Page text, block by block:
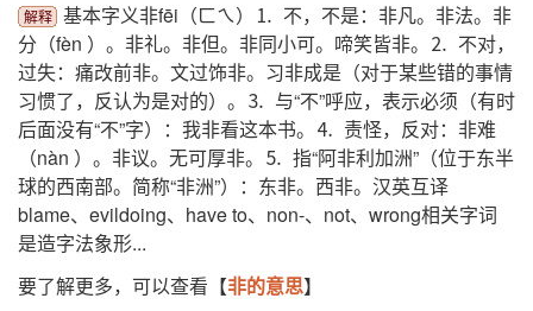
解释 基本字义非fēi（ㄈㄟ）⒈ 不，不是：非凡。非法。非
分（fèn ）。非礼。非但。非同小可。啼笑皆非。⒉ 不对，
过失：痛改前非。文过饰非。习非成是（对于某些错的事情
习惯了，反认为是对的）。⒊ 与“不”呼应，表示必须（有时
后面没有“不”字）：我非看这本书。⒋ 责怪，反对：非难
（nàn ）。非议。无可厚非。⒌ 指“阿非利加洲”（位于东半
球的西南部。简称“非洲”）：东非。西非。汉英互译
blame、evildoing、have to、non-、not、wrong相关字词
是造字法象形...
要了解更多，可以查看【非的意思】